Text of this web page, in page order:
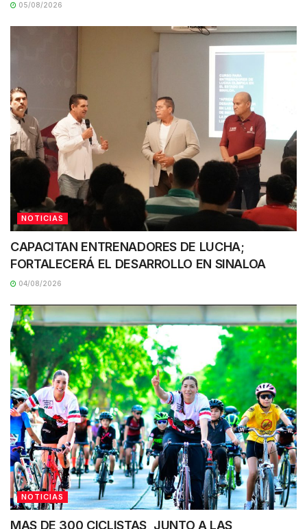
05/08/2026
NOTICIAS
CAPACITAN ENTRENADORES DE LUCHA;
FORTALECERÁ EL DESARROLLO EN SINALOA
04/08/2026
NOTICIAS
MAS DE 300 CICLISTAS, JUNTO A LAS